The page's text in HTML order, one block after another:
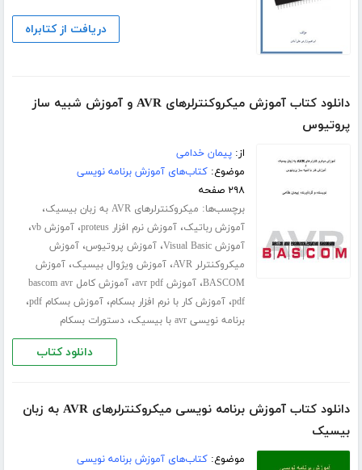
دریافت از کتابراه
دانلود کتاب آموزش میکروکنترلرهای AVR و آموزش شبیه ساز
پروتیوس
از:پیمان خدامی
موضوع:کتاب‌های آموزش برنامه نویسی
۲۹۸ صفحه
برچسب‌ها: میکروکنترلرهای AVR به زبان بیسیک ،
آموزش رباتیک،آموزش نرم افزار proteus ،آموزش vb ،
آموزش Visual Basic ،آموزش پروتیوس،آموزش
میکروکنترلر AVR
،آموزش ویژوال بیسیک،آموزش
BASCOM،آموزش avr pdf ،
آموزش کامل bascom avr
pdf،آموزش کار با نرم افزار بسکام،آموزش بسکام pdf ،
برنامه نویسی avr با بیسیک ،دستورات بسکام
دانلود کتاب
دانلود کتاب آموزش برنامه نویسی میکروکنترلرهای AVR به زبان
بیسیک
موضوع:کتاب‌های آموزش برنامه نویسی